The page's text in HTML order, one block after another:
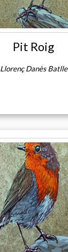
Pit Roig
Llorenç Danès Batlle